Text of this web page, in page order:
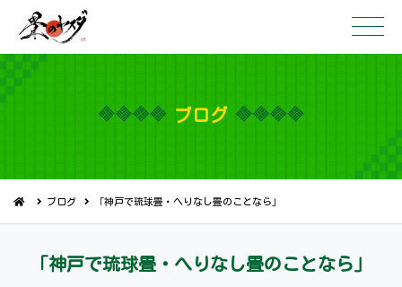
ブ ロ グ
ブログ 「神戸で琉球畳・へりなし畳のことなら」
「神戸で琉球畳・へりなし畳のこ と な ら 」